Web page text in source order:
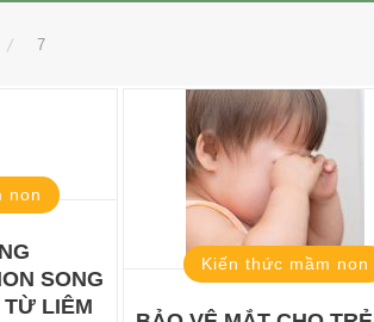
7
non
SONG
LIÊM
Kiến thức mầm non